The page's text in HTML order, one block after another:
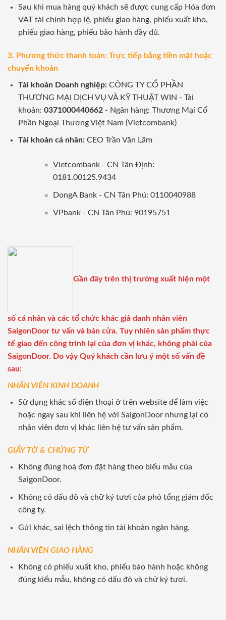
Sau khi mua hàng quý khách sẽ được cung cấp Hóa đơn
VAT tài chính hợp lệ, phiếu giao hàng, phiếu xuất kho,
phiếu giao hàng, phiếu bảo hành đầy đủ.
3. Phương thức thanh toán: Trực tiếp bằng tiền mặt hoặc
chuyển khoản
Tài khoản Doanh nghiệp:CÔNG TY CỔ PHẦN
THƯƠNG MẠI DỊCH VỤ VÀ KỸ THUẬT WIN - Tài
khoản: 0371000440662- Ngân hàng: Thương Mại Cổ
Phần Ngoại Thương Việt Nam (Vietcombank)
Tài khoản cá nhân: CEO Trần Văn Lãm
Vietcombank - CN Tân Định:
0181.00125.9434
DongA Bank - CN Tân Phú: 0110040988
VPbank - CN Tân Phú: 90195751
Gần đây trên thị trường xuất hiện một
số cá nhân và các tổ chức khác giả danh nhân viên
SaigonDoor tư vấn và bán cửa. Tuy nhiên sản phẩm thực
tế giao đến công trình lại của đơn vị khác, không phải của
SaigonDoor. Do vậy Quý khách cần lưu ý một số vấn đề
sau:
NHÂN VIÊN KINH DOANH
Sử dụng khác số điện thoại ở trên website để làm việc
hoặc ngay sau khi liên hệ với SaigonDoor nhưng lại có
nhân viên đơn vị khác liên hệ tư vấn sản phẩm.
GIẤY TỜ & CHỨNG TỪ
Không đúng hoá đơn đặt hàng theo biểu mẫu của
SaigonDoor.
Không có dấu đỏ và chữ ký tươi của phó tổng giám đốc
công ty.
Gửi khác, sai lệch thông tin tài khoản ngân hàng.
NHÂN VIÊN GIAO HÀNG
Không có phiếu xuất kho, phiếu bảo hành hoặc không
đúng kiểu mẫu, không có dấu đỏ và chữ ký tươi.